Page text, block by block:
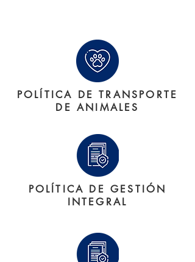
POLÍTICA DE TRANSPORTE
DE ANIMALES
POLÍTICA DE GESTIÓN
INTEGRAL